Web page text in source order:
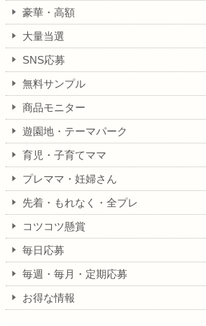
豪華・高額
大量当選
SNS応募
無料サンプル
商品モニター
遊園地・テーマパーク
育児・子育てママ
プレママ・妊婦さん
先着・もれなく・全プレ
コツコツ懸賞
毎日応募
毎週・毎月・定期応募
お得な情報